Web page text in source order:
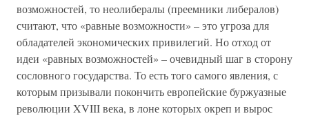
возможностей, то неолибералы (преемники либералов)
считают, что «равные возможности» – это угроза для
обладателей экономических привилегий. Но отход от
идеи «равных возможностей» – очевидный шаг в сторону
сословного государства. То есть того самого явления, с
которым призывали покончить европейские буржуазные
революции XVIII века, в лоне которых окреп и вырос